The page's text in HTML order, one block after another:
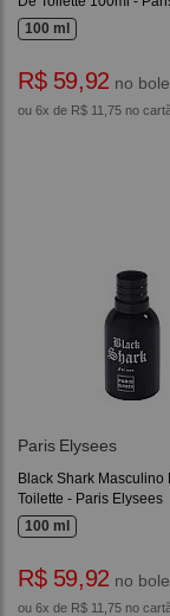
100 ml
R$ 59,92 no
ou 6x de R$ 11,75 no
Paris Elysees
Black Shark Masculino
Toilette - Paris Elysees
100 ml
R$ 59,92 no
ou 6x de R$ 11,75 no